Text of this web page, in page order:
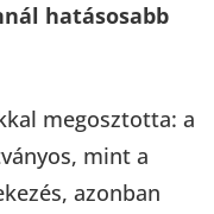
hatásosabb
megosztotta: a
mint a
azonban